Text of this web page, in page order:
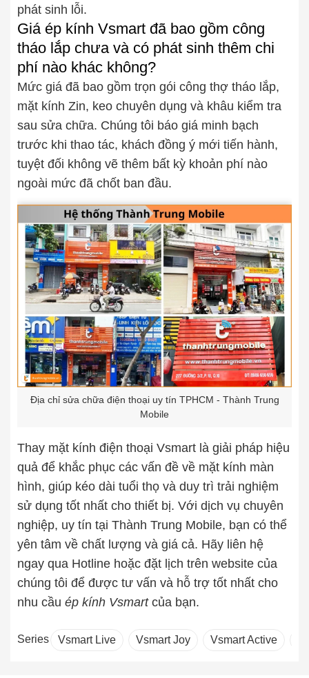
phát sinh lỗi.
Giá ép kính Vsmart đã bao gồm công
tháo lắp chưa và có phát sinh thêm chi
phí nào khác không?
Mức giá đã bao gồm trọn gói công thợ tháo lắp,
mặt kính Zin, keo chuyên dụng và khâu kiểm tra
sau sửa chữa. Chúng tôi báo giá minh bạch
trước khi thao tác, khách đồng ý mới tiến hành,
tuyệt đối không vẽ thêm bất kỳ khoản phí nào
ngoài mức đã chốt ban đầu.
Địa chỉ sửa chữa điện thoại uy tín TPHCM - Thành Trung
Mobile
Thay mặt kính điện thoại Vsmart là giải pháp hiệu
quả để khắc phục các vấn đề về mặt kính màn
hình, giúp kéo dài tuổi thọ và duy trì trải nghiệm
sử dụng tốt nhất cho thiết bị. Với dịch vụ chuyên
nghiệp, uy tín tại Thành Trung Mobile, bạn có thể
yên tâm về chất lượng và giá cả. Hãy liên hệ
ngay qua Hotline hoặc đặt lịch trên website của
chúng tôi để được tư vấn và hỗ trợ tốt nhất cho
nhu cầu ép kính Vsmartcủa bạn.
Series Vsmart Live Vsmart Joy Vsmart Active